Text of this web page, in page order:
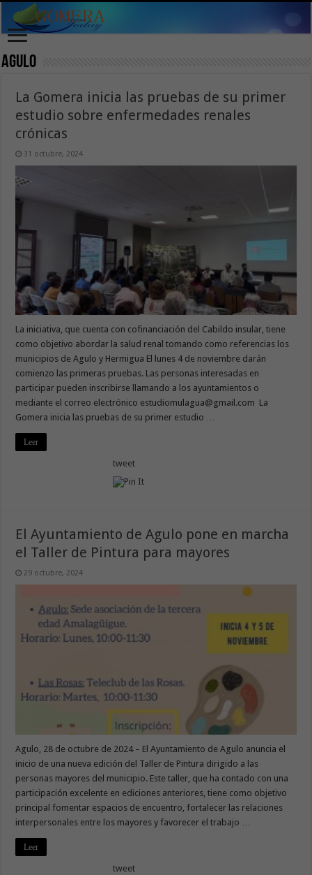
Agulo
La Gomera inicia las pruebas de su primer
estudio sobre enfermedades renales
crónicas
31 octubre, 2024
La iniciativa, que cuenta con cofinanciación del Cabildo insular, tiene
como objetivo abordar la salud renal tomando como referencias los
municipios de Agulo y Hermigua El lunes 4 de noviembre darán
comienzo las primeras pruebas. Las personas interesadas en
participar pueden inscribirse llamando a los ayuntamientos o
mediante el correo electrónico estudiomulagua@gmail.com La
Gomera inicia las pruebas de su primer estudio …
Leer
tweet
El Ayuntamiento de Agulo pone en marcha
el Taller de Pintura para mayores
29 octubre, 2024
Agulo, 28 de octubre de 2024 – El Ayuntamiento de Agulo anuncia el
inicio de una nueva edición del Taller de Pintura dirigido a las
personas mayores del municipio. Este taller, que ha contado con una
participación excelente en ediciones anteriores, tiene como objetivo
principal fomentar espacios de encuentro, fortalecer las relaciones
interpersonales entre los mayores y favorecer el trabajo …
Leer
tweet